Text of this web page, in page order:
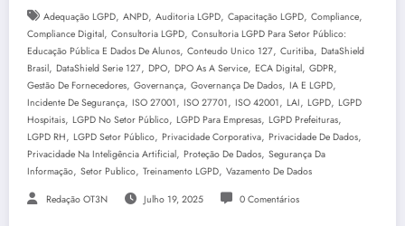
Adequação LGPD, ANPD, Auditoria LGPD, Capacitação LGPD, Compliance,
Compliance Digital, Consultoria LGPD, Consultoria LGPD Para Setor Público:
Educação Pública E Dados De Alunos, Conteudo Unico 127, Curitiba, DataShield
Brasil, DataShield Serie 127, DPO, DPO As A Service, ECA Digital, GDPR,
Gestão De Fornecedores, Governança, Governança De Dados, IA E LGPD,
Incidente De Segurança, ISO 27001, ISO 27701, ISO 42001, LAI, LGPD, LGPD
Hospitais, LGPD No Setor Público, LGPD Para Empresas, LGPD Prefeituras,
LGPD RH, LGPD Setor Público, Privacidade Corporativa, Privacidade De Dados,
Privacidade Na Inteligência Artificial, Proteção De Dados, Segurança Da
Informação, Setor Publico, Treinamento LGPD, Vazamento De Dados
Redação OT3N Julho 19, 2025 0 Comentários